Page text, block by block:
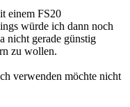
einem FS20
würde ich dann noch
nicht gerade günstig
zu wollen.
verwenden möchte nicht